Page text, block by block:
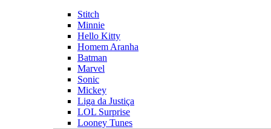
Stitch
Minnie
Hello Kitty
Homem Aranha
Batman
Marvel
Sonic
Mickey
Liga da Justiça
LOL Surprise
Looney Tunes